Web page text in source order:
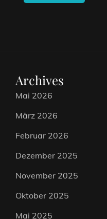
Archives
Mai 2026
März 2026
Februar 2026
Dezember 2025
November 2025
Oktober 2025
Mai 2025